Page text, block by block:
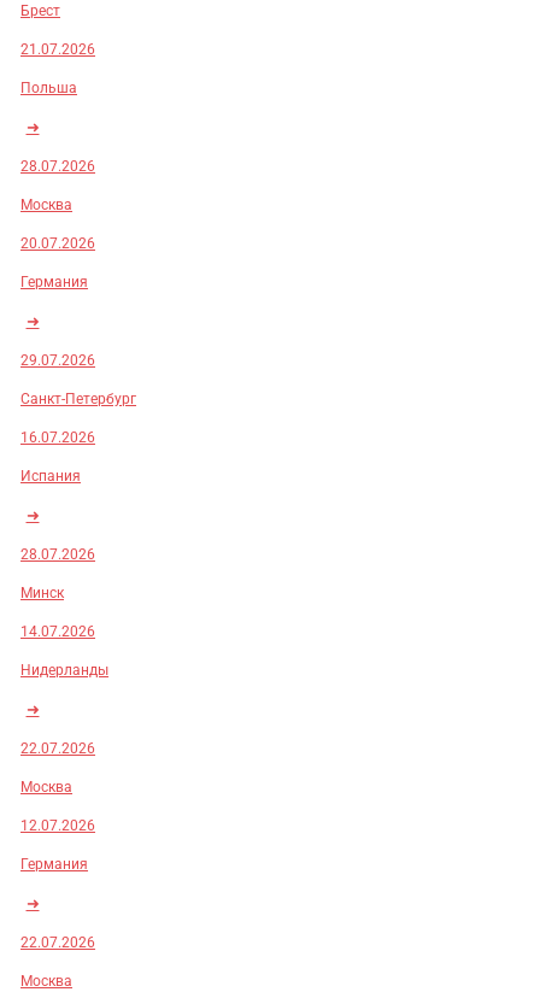
Брест
21.07.2026
Польша
➜
28.07.2026
Москва
20.07.2026
Германия
➜
29.07.2026
Санкт-Петербург
16.07.2026
Испания
➜
28.07.2026
Минск
14.07.2026
Нидерланды
➜
22.07.2026
Москва
12.07.2026
Германия
➜
22.07.2026
Москва